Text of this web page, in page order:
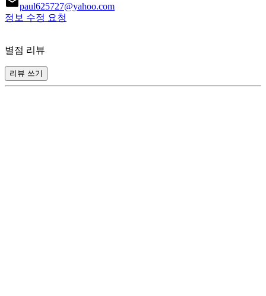
paul625727@yahoo.com
정보 수정 요청
별점 리뷰
리뷰 쓰기